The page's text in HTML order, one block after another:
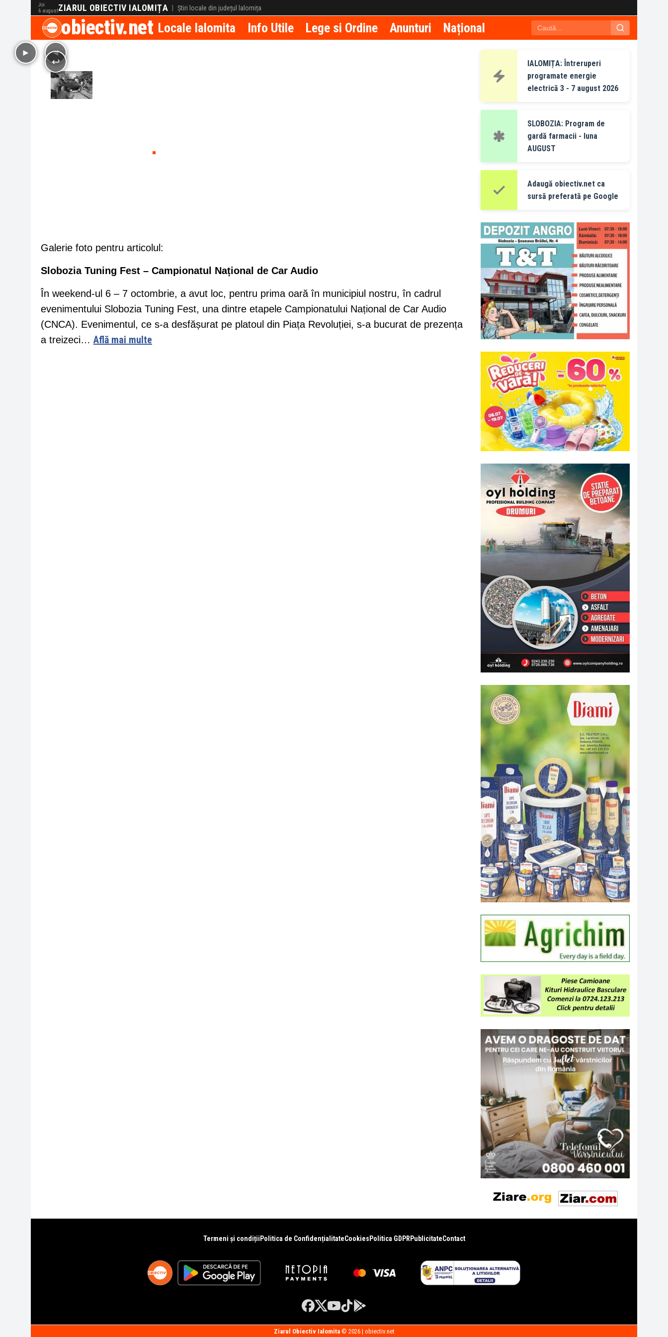
Joi
6 augustZIARUL OBIECTIV IALOMIȚA | Știri locale din județul Ialomița
obiectiv.net Locale Ialomita Info Utile Lege si Ordine Anunturi Național
Galerie foto pentru articolul:
Slobozia Tuning Fest – Campionatul Național de Car Audio
În weekend-ul 6 – 7 octombrie, a avut loc, pentru prima oară în municipiul nostru, în cadrul
evenimentului Slobozia Tuning Fest, una dintre etapele Campionatului Național de Car Audio
(CNCA). Evenimentul, ce s-a desfășurat pe platoul din Piața Revoluției, s-a bucurat de prezența
a treizeci… Află mai multe
IALOMIȚA: Întreruperi
programate energie
electrică 3 - 7 august 2026
SLOBOZIA: Program de
gardă farmacii - luna
AUGUST
Adaugă obiectiv.net ca
sursă preferată pe Google
Termeni și condiții Politica de ConfidențialitateCookies Politica GDPR PublicitateContact
Ziarul Obiectiv Ialomita© 2026 | obiectiv.net